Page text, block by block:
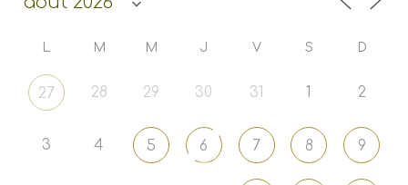
M M J V S D
27 28 29 30 31 1 2
3 4 5 6 7 8 9